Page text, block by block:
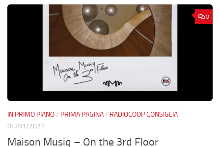
0
IN PRIMO PIANO/ PRIMA PAGINA/ RADIOCOOP CONSIGLIA
04/01/2021
Maison Musiq – On the 3rd Floor